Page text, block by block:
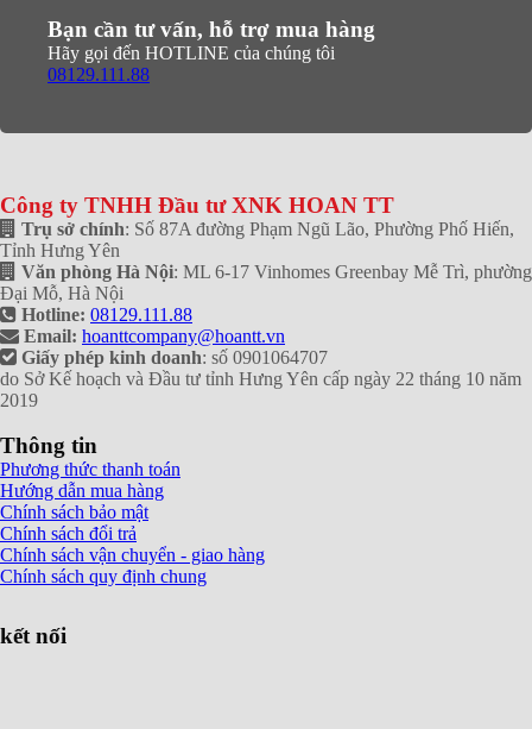
Bạn cần tư vấn, hỗ trợ mua hàng
Hãy gọi đến HOTLINE của chúng tôi
08129.111.88
Công ty TNHH Đầu tư XNK HOAN TT
Trụ sở chính: Số 87A đường Phạm Ngũ Lão, Phường Phố Hiến,
Tỉnh Hưng Yên
Văn phòng Hà Nội: ML 6-17 Vinhomes Greenbay Mễ Trì, phường
Đại Mỗ, Hà Nội
Hotline: 08129.111.88
Email: hoanttcompany@hoantt.vn
Giấy phép kinh doanh: số 0901064707
do Sở Kế hoạch và Đầu tư tỉnh Hưng Yên cấp ngày 22 tháng 10 năm
2019
Thông tin
Phương thức thanh toán
Hướng dẫn mua hàng
Chính sách bảo mật
Chính sách đổi trả
Chính sách vận chuyển - giao hàng
Chính sách quy định chung
kết nối